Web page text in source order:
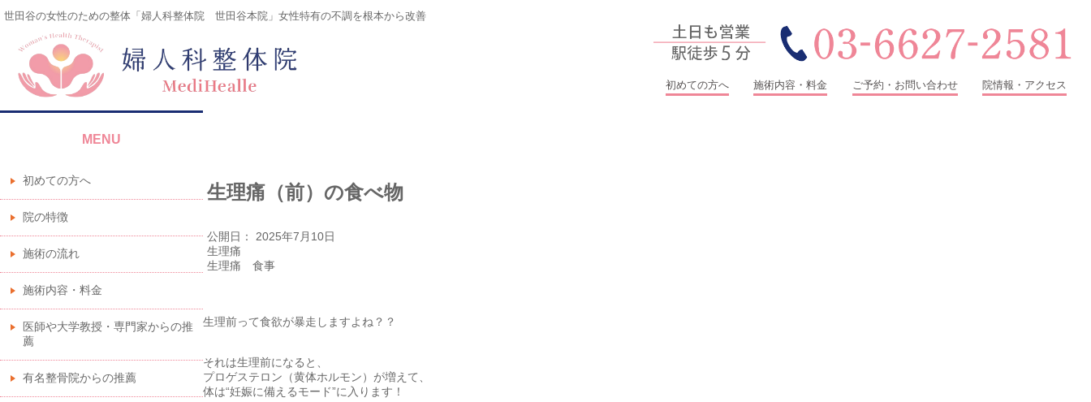
世田谷の女性のための整体「婦人科整体院 世田谷本院」女性特有の不調を根本から改善
初めての方へ 施術内容・料金 ご予約・お問い合わせ 院情報・アクセス
MENU
初めての方へ
院の特徴
施術の流れ
施術内容・料金
医師や大学教授・専門家からの推
薦
有名整骨院からの推薦
生理痛（前）の食べ物
公開日： 2025年7月10日
生理痛
生理痛 食事
生理前って食欲が暴走しますよね？？
それは生理前になると、
プロゲステロン（黄体ホルモン）が増えて、
体は“妊娠に備えるモード”に入ります！